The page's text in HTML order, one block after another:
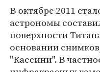
В октябре 2011
астрономы
поверхности
основании
"Кассини". В